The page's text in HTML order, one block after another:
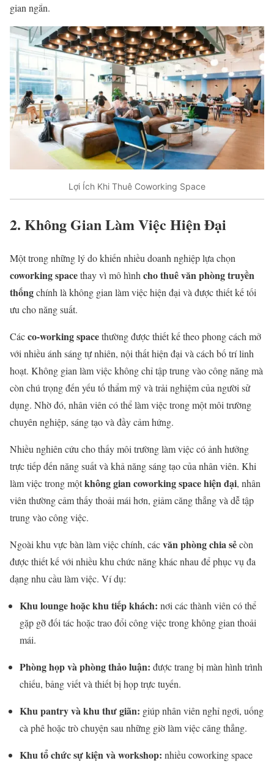
gian ngắn.
Lợi Ích Khi Thuê Coworking Space
2. Không Gian Làm Việc Hiện Đại
Một trong những lý do khiến nhiều doanh nghiệp lựa chọn
coworking spacethay vì mô hình cho thuê văn phòng truyền
thốngchính là không gian làm việc hiện đại và được thiết kế tối
ưu cho năng suất.
Cácco-working spacethường được thiết kế theo phong cách mở
với nhiều ánh sáng tự nhiên, nội thất hiện đại và cách bố trí linh
hoạt. Không gian làm việc không chỉ tập trung vào công năng mà
còn chú trọng đến yếu tố thẩm mỹ và trải nghiệm của người sử
dụng. Nhờ đó, nhân viên có thể làm việc trong một môi trường
chuyên nghiệp, sáng tạo và đầy cảm hứng.
Nhiều nghiên cứu cho thấy môi trường làm việc có ảnh hưởng
trực tiếp đến năng suất và khả năng sáng tạo của nhân viên. Khi
làm việc trong mộtkhông gian coworking space hiện đại, nhân
viên thường cảm thấy thoải mái hơn, giảm căng thẳng và dễ tập
trung vào công việc.
Ngoài khu vực bàn làm việc chính, cácvăn phòng chia sẻcòn
được thiết kế với nhiều khu chức năng khác nhau để phục vụ đa
dạng nhu cầu làm việc. Ví dụ:
Khu lounge hoặc khu tiếp khách: nơi các thành viên có thể
gặp gỡ đối tác hoặc trao đổi công việc trong không gian thoải
mái.
Phòng họp và phòng thảo luận: được trang bị màn hình trình
chiếu, bảng viết và thiết bị họp trực tuyến.
Khu pantry và khu thư giãn: giúp nhân viên nghỉ ngơi, uống
cà phê hoặc trò chuyện sau những giờ làm việc căng thẳng.
Khu tổ chức sự kiện và workshop: nhiều coworking space